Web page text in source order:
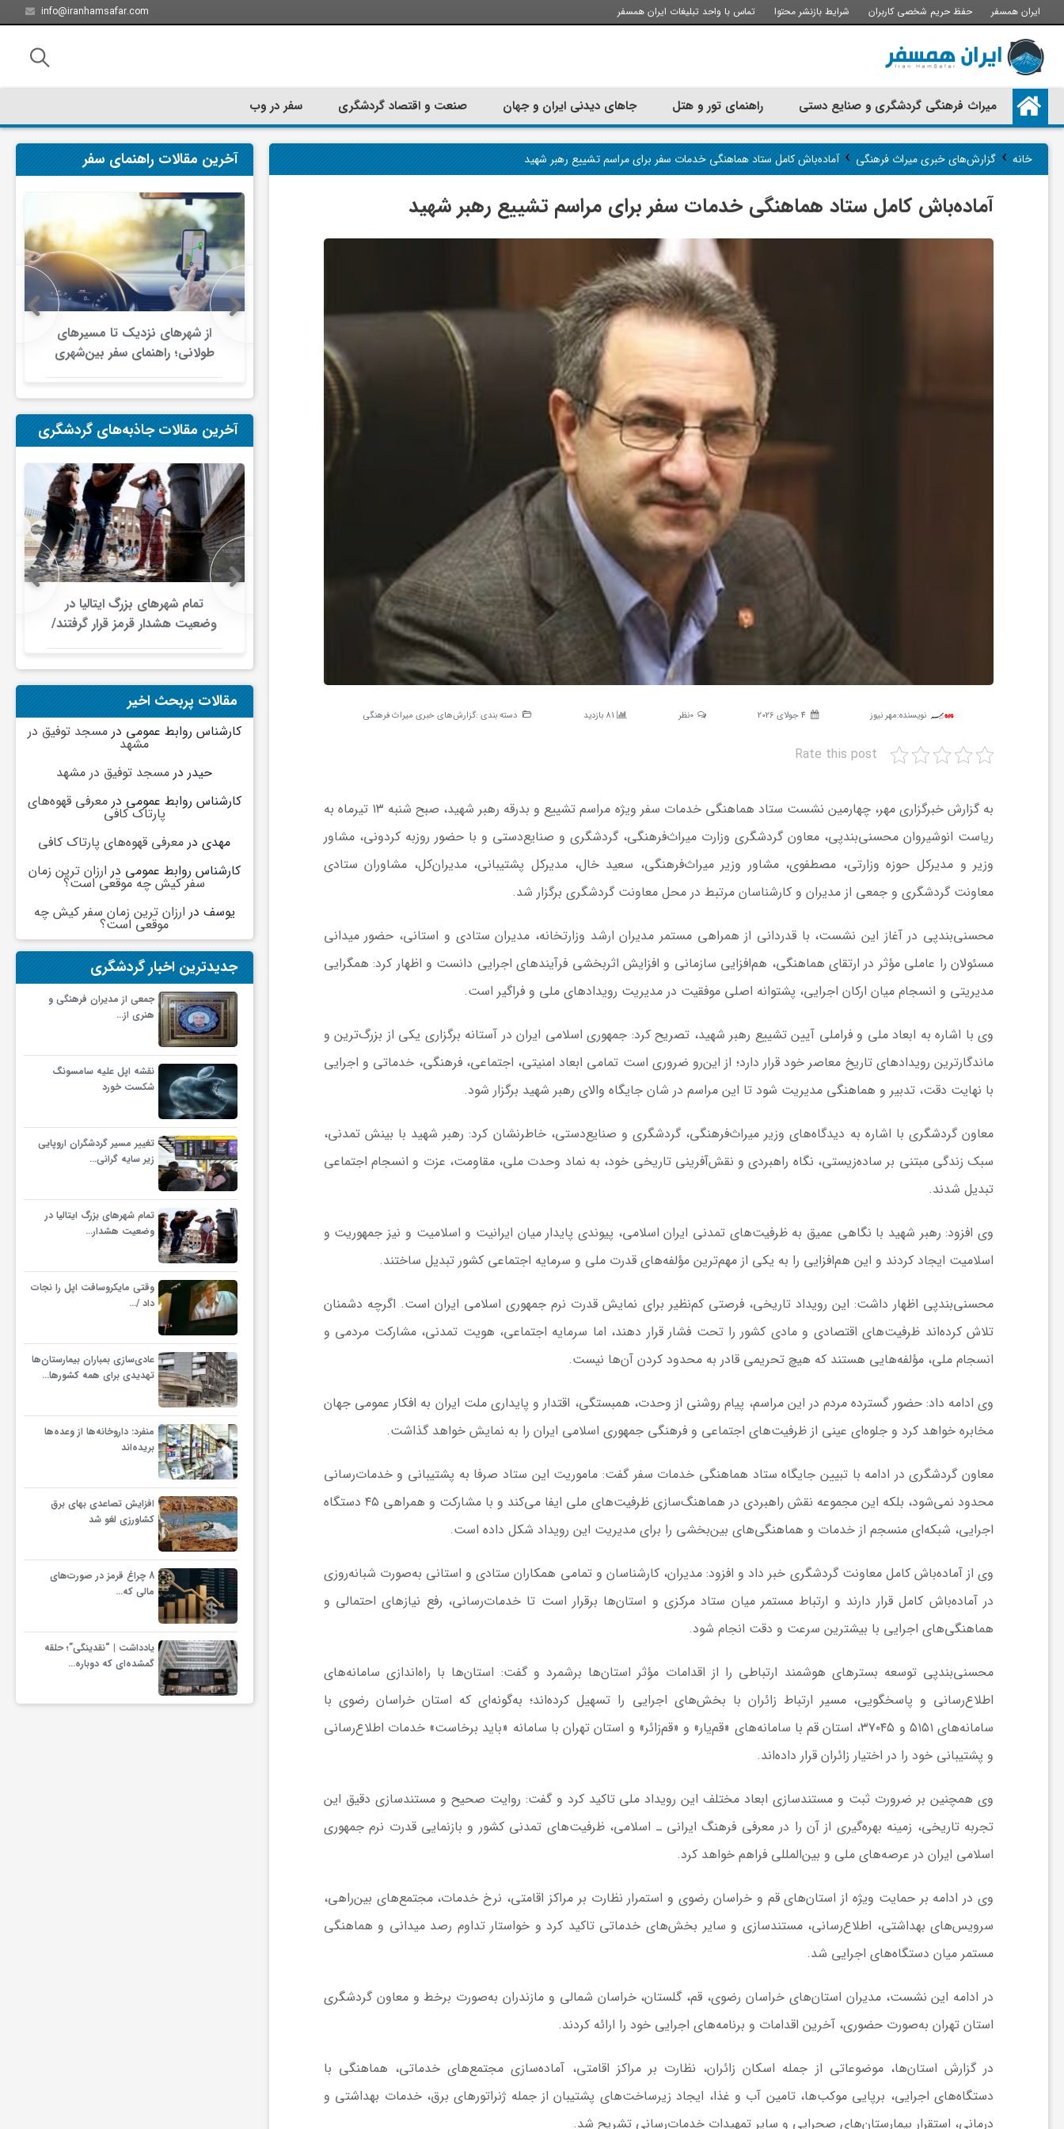
ایران همسفر حفظ حریم شخصی کاربران شرایط بازنشر محتوا تماس با واحد تبلیغات ایران همسفر info@iranhamsafar.com
م
ی
میراث فرهنگی گردشگری و صنایع دستی راهنمای تور و هتل جاهای دیدنی ایران و جهان صنعت و اقتصاد گردشگری سفر در وب
خانه›گزارش‌های خبری میراث فرهنگی›آماده‌باش کامل ستاد هماهنگی خدمات سفر برای مراسم تشییع رهبر شهید
آماده‌باش کامل ستاد هماهنگی خدمات سفر برای مراسم تشییع رهبر شهید
نویسنده:مهر نیوز 4 جولای 2026 0نظر 81 بازدید دسته بندی :گزارش‌های خبری میراث فرهنگی
Rate this post
به گزارش خبرگزاری مهر، چهارمین نشست ستاد هماهنگی خدمات سفر ویژه مراسم تشییع و بدرقه رهبر شهید، صبح شنبه ۱۳ تیرماه به
ریاست انوشیروان محسنی‌بندپی، معاون گردشگری وزارت میراث‌فرهنگی، گردشگری و صنایع‌دستی و با حضور روزبه کردونی، مشاور
وزیر و مدیرکل حوزه وزارتی، مصطفوی، مشاور وزیر میراث‌فرهنگی، سعید خال، مدیرکل پشتیبانی، مدیران‌کل، مشاوران ستادی
معاونت گردشگری و جمعی از مدیران و کارشناسان مرتبط در محل معاونت گردشگری برگزار شد.
محسنی‌بندپی در آغاز این نشست، با قدردانی از همراهی مستمر مدیران ارشد وزارتخانه، مدیران ستادی و استانی، حضور میدانی
مسئولان را عاملی مؤثر در ارتقای هماهنگی، هم‌افزایی سازمانی و افزایش اثربخشی فرآیندهای اجرایی دانست و اظهار کرد: همگرایی
مدیریتی و انسجام میان ارکان اجرایی، پشتوانه اصلی موفقیت در مدیریت رویدادهای ملی و فراگیر است.
وی با اشاره به ابعاد ملی و فراملی آیین تشییع رهبر شهید، تصریح کرد: جمهوری اسلامی ایران در آستانه برگزاری یکی از بزرگ‌ترین و
ماندگارترین رویدادهای تاریخ معاصر خود قرار دارد؛ از این‌رو ضروری است تمامی ابعاد امنیتی، اجتماعی، فرهنگی، خدماتی و اجرایی
با نهایت دقت، تدبیر و هماهنگی مدیریت شود تا این مراسم در شان جایگاه والای رهبر شهید برگزار شود.
معاون گردشگری با اشاره به دیدگاه‌های وزیر میراث‌فرهنگی، گردشگری و صنایع‌دستی، خاطرنشان کرد: رهبر شهید با بینش تمدنی،
سبک زندگی مبتنی بر ساده‌زیستی، نگاه راهبردی و نقش‌آفرینی تاریخی خود، به نماد وحدت ملی، مقاومت، عزت و انسجام اجتماعی
تبدیل شدند.
وی افزود: رهبر شهید با نگاهی عمیق به ظرفیت‌های تمدنی ایران اسلامی، پیوندی پایدار میان ایرانیت و اسلامیت و نیز جمهوریت و
اسلامیت ایجاد کردند و این هم‌افزایی را به یکی از مهم‌ترین مؤلفه‌های قدرت ملی و سرمایه اجتماعی کشور تبدیل ساختند.
محسنی‌بندپی اظهار داشت: این رویداد تاریخی، فرصتی کم‌نظیر برای نمایش قدرت نرم جمهوری اسلامی ایران است. اگرچه دشمنان
تلاش کرده‌اند ظرفیت‌های اقتصادی و مادی کشور را تحت فشار قرار دهند، اما سرمایه اجتماعی، هویت تمدنی، مشارکت مردمی و
انسجام ملی، مؤلفه‌هایی هستند که هیچ تحریمی قادر به محدود کردن آن‌ها نیست.
وی ادامه داد: حضور گسترده مردم در این مراسم، پیام روشنی از وحدت، همبستگی، اقتدار و پایداری ملت ایران به افکار عمومی جهان
مخابره خواهد کرد و جلوه‌ای عینی از ظرفیت‌های اجتماعی و فرهنگی جمهوری اسلامی ایران را به نمایش خواهد گذاشت.
معاون گردشگری در ادامه با تبیین جایگاه ستاد هماهنگی خدمات سفر گفت: ماموریت این ستاد صرفا به پشتیبانی و خدمات‌رسانی
محدود نمی‌شود، بلکه این مجموعه نقش راهبردی در هماهنگ‌سازی ظرفیت‌های ملی ایفا می‌کند و با مشارکت و همراهی ۴۵ دستگاه
اجرایی، شبکه‌ای منسجم از خدمات و هماهنگی‌های بین‌بخشی را برای مدیریت این رویداد شکل داده است.
وی از آماده‌باش کامل معاونت گردشگری خبر داد و افزود: مدیران، کارشناسان و تمامی همکاران ستادی و استانی به‌صورت شبانه‌روزی
در آماده‌باش کامل قرار دارند و ارتباط مستمر میان ستاد مرکزی و استان‌ها برقرار است تا خدمات‌رسانی، رفع نیازهای احتمالی و
هماهنگی‌های اجرایی با بیشترین سرعت و دقت انجام شود.
محسنی‌بندپی توسعه بسترهای هوشمند ارتباطی را از اقدامات مؤثر استان‌ها برشمرد و گفت: استان‌ها با راه‌اندازی سامانه‌های
اطلاع‌رسانی و پاسخگویی، مسیر ارتباط زائران با بخش‌های اجرایی را تسهیل کرده‌اند؛ به‌گونه‌ای که استان خراسان رضوی با
سامانه‌های ۵۱۵۱ و ۳۷۰۴۵، استان قم با سامانه‌های «قم‌یار» و «قم‌زائر» و استان تهران با سامانه «باید برخاست» خدمات اطلاع‌رسانی
و پشتیبانی خود را در اختیار زائران قرار داده‌اند.
وی همچنین بر ضرورت ثبت و مستندسازی ابعاد مختلف این رویداد ملی تاکید کرد و گفت: روایت صحیح و مستندسازی دقیق این
تجربه تاریخی، زمینه بهره‌گیری از آن را در معرفی فرهنگ ایرانی ـ اسلامی، ظرفیت‌های تمدنی کشور و بازنمایی قدرت نرم جمهوری
اسلامی ایران در عرصه‌های ملی و بین‌المللی فراهم خواهد کرد.
وی در ادامه بر حمایت ویژه از استان‌های قم و خراسان رضوی و استمرار نظارت بر مراکز اقامتی، نرخ خدمات، مجتمع‌های بین‌راهی،
سرویس‌های بهداشتی، اطلاع‌رسانی، مستندسازی و سایر بخش‌های خدماتی تاکید کرد و خواستار تداوم رصد میدانی و هماهنگی
مستمر میان دستگاه‌های اجرایی شد.
در ادامه این نشست، مدیران استان‌های خراسان رضوی، قم، گلستان، خراسان شمالی و مازندران به‌صورت برخط و معاون گردشگری
استان تهران به‌صورت حضوری، آخرین اقدامات و برنامه‌های اجرایی خود را ارائه کردند.
در گزارش استان‌ها، موضوعاتی از جمله اسکان زائران، نظارت بر مراکز اقامتی، آماده‌سازی مجتمع‌های خدماتی، هماهنگی با
دستگاه‌های اجرایی، برپایی موکب‌ها، تامین آب و غذا، ایجاد زیرساخت‌های پشتیبان از جمله ژنراتورهای برق، خدمات بهداشتی و
درمانی، استقرار بیمارستان‌های صحرایی و سایر تمهیدات خدمات‌رسانی تشریح شد.
آخرین مقالات راهنمای سفر
تجربه سفر با اتوبوس به استانبول؛
راهنمای سفرکامل
ارزان ترین زمان سفر کیش چه
موقعی است؟
از شهرهای نزدیک تا مسیرهای
طولانی؛ راهنمای سفر بین‌شهری
در ایران
آخرین مقالات جاذبه‌های گردشگری
سرمایه‌گذاری جهانی در گردشگری
از مرز یک تریلیون دلار گذشت/
WTTC: آینده صنعت سفر با
شتاب سرمایه‌گذاری جهانی
تضمین می‌شود
تغییر مسیر گردشگران اروپایی زیر
سایه گرانی سوخت جت/ اختلال
گسترده در مسیرهای هوایی
تمام شهرهای بزرگ ایتالیا در
وضعیت هشدار قرمز قرار گرفتند/
موج گرمای بی‌سابقه، گردشگری و
قرار داد
مقالات پربحث اخیر
کارشناس روابط عمومی درمسجد توفیق در
مشهد
حیدردر مسجد توفیق در مشهد
کارشناس روابط عمومی درمعرفی قهوه‌های
پارتاک کافی
مهدیدر معرفی قهوه‌های پارتاک کافی
کارشناس روابط عمومی در ارزان ترین زمان
سفر کیش چه موقعی است؟
یوسف در ارزان ترین زمان سفر کیش چه
موقعی است؟
جدیدترین اخبار گردشگری
جمعی از مدیران فرهنگی و
هنری از…
نقشه اپل علیه سامسونگ
شکست خورد
تغییر مسیر گردشگران اروپایی
زیر سایه گرانی…
تمام شهرهای بزرگ ایتالیا در
وضعیت هشدار…
وقتی مایکروسافت اپل را نجات
داد /…
عادی‌سازی بمباران بیمارستان‌ها
تهدیدی برای همه کشورها…
منفرد: داروخانه‌ها از وعده‌ها
بریده‌اند
افزایش تصاعدی بهای برق
کشاورزی لغو شد
8 چراغ قرمز در صورت‌های
مالی که…
یادداشت | “نقدینگی”؛ حلقه
گمشده‌ای که دوباره…